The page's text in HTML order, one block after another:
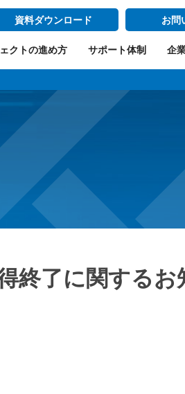
クトの進め方 サポート体制 企
資料ダウンロード お問
終了に関するお